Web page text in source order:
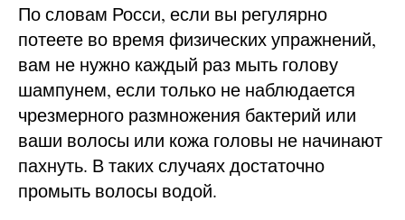
По словам Росси, если вы регулярно
потеете во время физических упражнений,
вам не нужно каждый раз мыть голову
шампунем, если только не наблюдается
чрезмерного размножения бактерий или
ваши волосы или кожа головы не начинают
пахнуть. В таких случаях достаточно
промыть волосы водой.